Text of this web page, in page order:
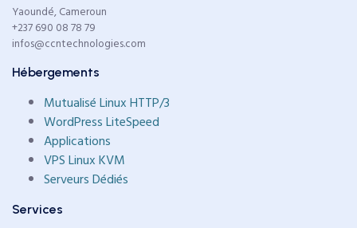
Yaoundé, Cameroun
+237 690 08 78 79
infos@ccntechnologies.com
Hébergements
Mutualisé Linux HTTP/3
WordPress LiteSpeed
Applications
VPS Linux KVM
Serveurs Dédiés
Services